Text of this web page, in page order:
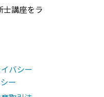
講座をラ
バシー
ー